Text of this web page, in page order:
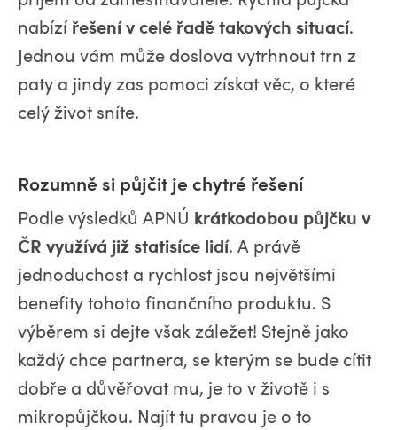
nabízířešení v celé řadě takových situací.
Jednou vám může doslova vytrhnout trn z
paty a jindy zas pomoci získat věc, o které
celý život sníte.
Rozumně si půjčit je chytré řešení
Podle výsledků APNÚ krátkodobou půjčku v
ČR využívá již statisíce lidí. A právě
jednoduchost a rychlost jsou největšími
benefity tohoto finančního produktu. S
výběrem si dejte však záležet! Stejně jako
každý chce partnera, se kterým se bude cítit
dobře a důvěřovat mu, je to v životě i s
mikropůjčkou. Najít tu pravou je o to